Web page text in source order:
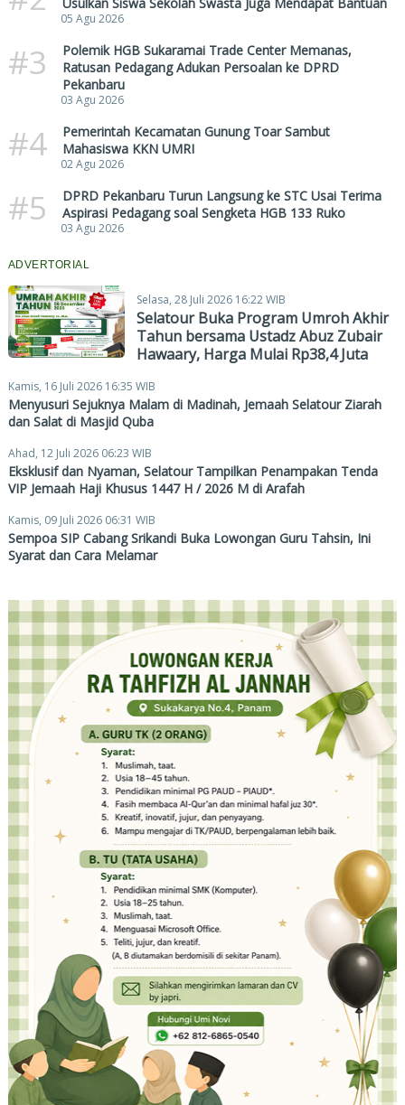
05 Agu 2026
#3
Polemik HGB Sukaramai Trade Center Memanas,
Ratusan Pedagang Adukan Persoalan ke DPRD
Pekanbaru
03 Agu 2026
#4
Pemerintah Kecamatan Gunung Toar Sambut
Mahasiswa KKN UMRI
02 Agu 2026
#5
DPRD Pekanbaru Turun Langsung ke STC Usai Terima
Aspirasi Pedagang soal Sengketa HGB 133 Ruko
03 Agu 2026
ADVERTORIAL
Selasa, 28 Juli 2026 16:22 WIB
Selatour Buka Program Umroh Akhir
Tahun bersama Ustadz Abuz Zubair
Hawaary, Harga Mulai Rp38,4 Juta
Kamis, 16 Juli 2026 16:35 WIB
Menyusuri Sejuknya Malam di Madinah, Jemaah Selatour Ziarah
dan Salat di Masjid Quba
Ahad, 12 Juli 2026 06:23 WIB
Eksklusif dan Nyaman, Selatour Tampilkan Penampakan Tenda
VIP Jemaah Haji Khusus 1447 H / 2026 M di Arafah
Kamis, 09 Juli 2026 06:31 WIB
Sempoa SIP Cabang Srikandi Buka Lowongan Guru Tahsin, Ini
Syarat dan Cara Melamar